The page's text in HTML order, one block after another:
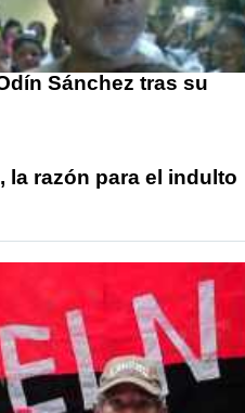
Sánchez tras su
la razón para el indulto